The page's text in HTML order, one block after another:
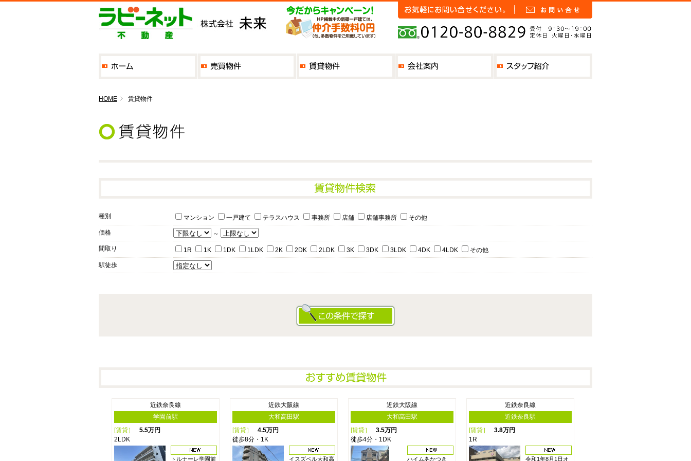
HOME 賃貸物件
種別 マンション 一戸建て テラスハウス 事務所 店舗 店舗事務所 その他
価格 ～
間取り 1R 1K 1DK 1LDK 2K 2DK 2LDK 3K 3DK 3LDK 4DK 4LDK その他
駅徒歩
近鉄奈良線
学園前駅
[賃貸］
5.5万円
2LDK
トルナーレ学園前
近鉄大阪線
大和高田駅
[賃貸］
4.5万円
徒歩8分・1K
イスズベル大和高
近鉄大阪線
大和高田駅
[賃貸］
3.5万円
徒歩4分・1DK
ハイムあかつき
近鉄奈良線
近鉄奈良駅
[賃貸］
3.8万円
1R
令和1年8月1日オ